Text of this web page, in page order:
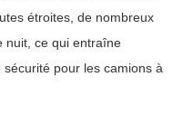
étroites, de nombreux
nuit, ce qui entraîne
pour les camions à